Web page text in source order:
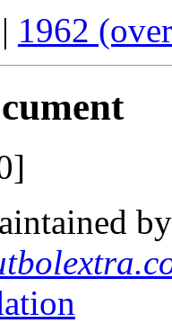
| 1962